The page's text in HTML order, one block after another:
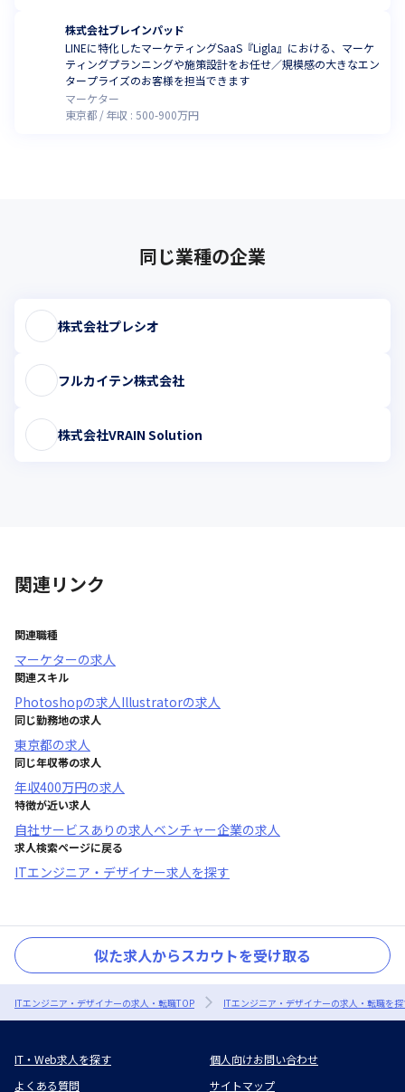
株式会社ブレインパッド
LINEに特化したマーケティングSaaS『Ligla』における、マーケ
ティングプランニングや施策設計をお任せ／規模感の大きなエン
タープライズのお客様を担当できます
マーケター
東京都
年収 :500-900万円
同じ業種の企業
株式会社プレシオ
フルカイテン株式会社
株式会社VRAIN Solution
関連リンク
関連職種
マーケターの求人
関連スキル
Photoshopの求人Illustratorの求人
同じ勤務地の求人
東京都の求人
同じ年収帯の求人
年収400万円の求人
特徴が近い求人
自社サービスあり の求人ベンチャー企業の求人
求人検索ページに戻る
ITエンジニア・デザイナー求人を探す
似た求人からスカウトを受け取る
ITエンジニア・デザイナーの求人・転職TOP ITエンジニア・デザイナーの求人・転職を
IT・Web求人を探す
個人向けお問い合わせ
よくある質問
サイトマップ